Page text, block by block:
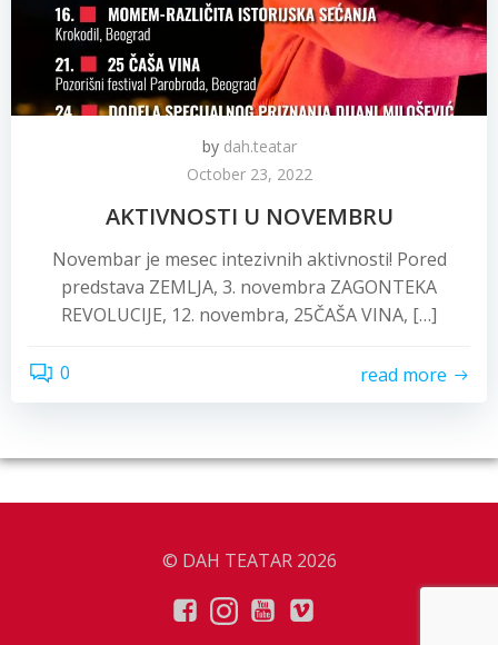
by dah.teatar
October 23, 2022
AKTIVNOSTI U NOVEMBRU
Novembar je mesec intezivnih aktivnosti! Pored
predstava ZEMLJA, 3. novembra ZAGONTEKA
REVOLUCIJE, 12. novembra, 25ČAŠA VINA, […]
0 read more
© DAH TEATAR 2026